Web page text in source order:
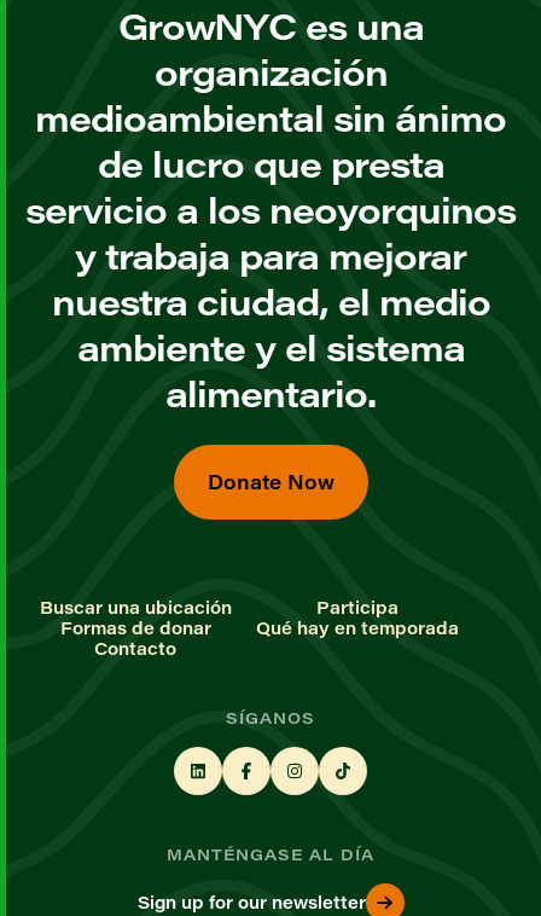
GrowNYC es una
organización
medioambiental sin ánimo
de lucro que presta
servicio a los neoyorquinos
y trabaja para mejorar
nuestra ciudad, el medio
ambiente y el sistema
alimentario.
Donate Now
Buscar una ubicación
Participa
Formas de donar
Qué hay en temporada
Contacto
SÍGANOS
MANTÉNGASE AL DÍA
Sign up for our newsletter